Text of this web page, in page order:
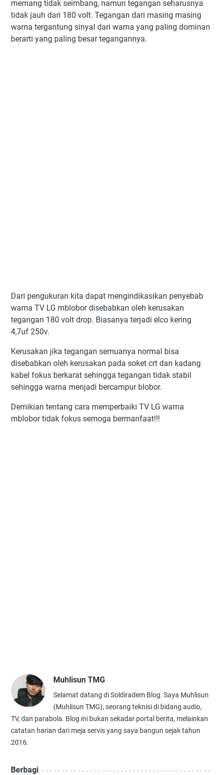
memang tidak seimbang, namun tegangan seharusnya
tidak jauh dari 180 volt. Tegangan dari masing masing
warna tergantung sinyal dari warna yang paling dominan
berarti yang paling besar tegangannya.
Dari pengukuran kita dapat mengindikasikan penyebab
warna TV LG mblobor disebabkan oleh kerusakan
tegangan 180 volt drop. Biasanya terjadi elco kering
4,7uf 250v.
Kerusakan jika tegangan semuanya normal bisa
disebabkan oleh kerusakan pada soket crt dan kadang
kabel fokus berkarat sehingga tegangan tidak stabil
sehingga warna menjadi bercampur blobor.
Demikian tentang cara memperbaiki TV LG warna
mblobor tidak fokus semoga bermanfaat!!!
Muhlisun TMG
Selamat datang di Soldiradem Blog. Saya Muhlisun
(Muhlisun TMG), seorang teknisi di bidang audio,
TV, dan parabola. Blog ini bukan sekadar portal berita, melainkan
catatan harian dari meja servis yang saya bangun sejak tahun
2016.
Berbagi